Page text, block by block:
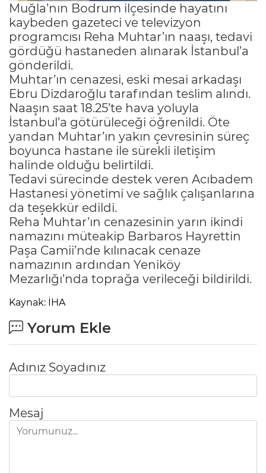
Muğla’nın Bodrum ilçesinde hayatını
kaybeden gazeteci ve televizyon
programcısı Reha Muhtar’ın naaşı, tedavi
gördüğü hastaneden alınarak İstanbul’a
gönderildi.
Muhtar’ın cenazesi, eski mesai arkadaşı
Ebru Dizdaroğlu tarafından teslim alındı.
Naaşın saat 18.25’te hava yoluyla
İstanbul’a götürüleceği öğrenildi. Öte
yandan Muhtar’ın yakın çevresinin süreç
boyunca hastane ile sürekli iletişim
halinde olduğu belirtildi.
Tedavi sürecinde destek veren Acıbadem
Hastanesi yönetimi ve sağlık çalışanlarına
da teşekkür edildi.
Reha Muhtar’ın cenazesinin yarın ikindi
namazını müteakip Barbaros Hayrettin
Paşa Camii’nde kılınacak cenaze
namazının ardından Yeniköy
Mezarlığı’nda toprağa verileceği bildirildi.
Kaynak: İHA
Yorum Ekle
Adınız Soyadınız
Mesaj